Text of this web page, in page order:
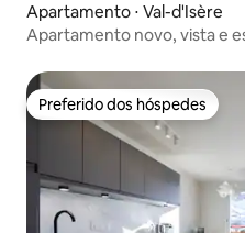
Apartamento ⋅ Val-d'Isère
Apartamento novo, vista e
Preferido dos hóspedes
Preferido dos hóspedes